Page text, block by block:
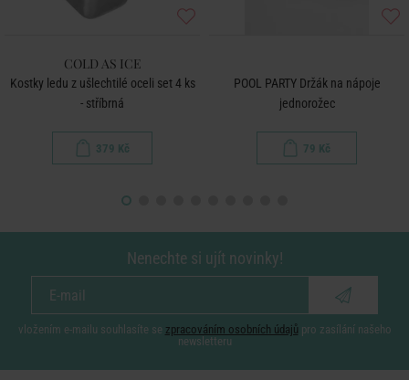
COLD AS ICE
Kostky ledu z ušlechtilé oceli set 4 ks
- stříbrná
379 Kč
POOL PARTY Držák na nápoje
jednorožec
79 Kč
Nenechte si ujít novinky!
vložením e-mailu souhlasíte se zpracováním osobních údajů pro zasílání našeho
newsletteru